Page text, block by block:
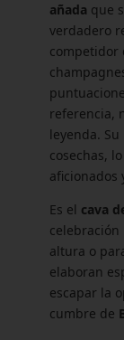
añada que
verdadero
competidor
referencia,
leyenda.
cosechas,
aficionados
Es el cava
altura o
elaboran
escapar la
cumbre de